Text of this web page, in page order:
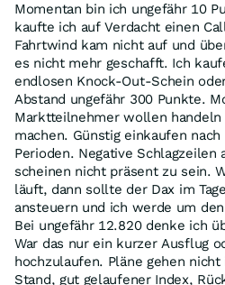
Momentan bin ich ungefähr 10
kaufte ich auf Verdacht einen
Fahrtwind kam nicht auf und
es nicht mehr geschafft. Ich
endlosen Knock-Out-Schein
Abstand ungefähr 300 Punkte.
Marktteilnehmer wollen
machen. Günstig einkaufen
Perioden. Negative Schlagzeilen
scheinen nicht präsent zu sein.
läuft, dann sollte der Dax im
ansteuern und ich werde um
Bei ungefähr 12.820 denke ich
War das nur ein kurzer Ausflug
hochzulaufen. Pläne gehen
Stand, gut gelaufener Index,